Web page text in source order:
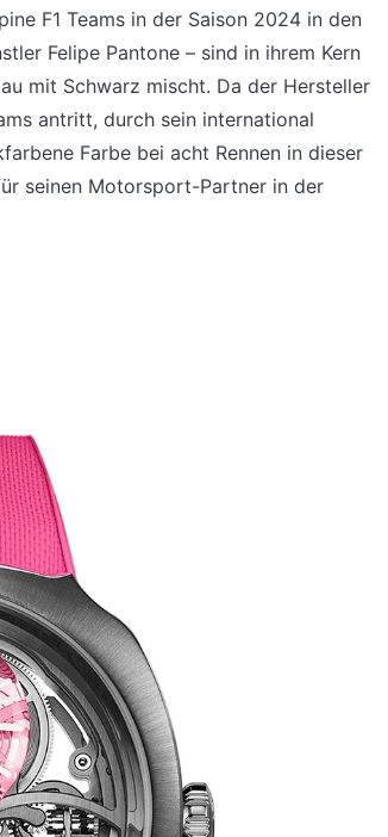
F1 Teams in der Saison 2024 in den
Felipe Pantone – sind in ihrem Kern
mit Schwarz mischt. Da der Hersteller
antritt, durch sein international
Farbe bei acht Rennen in dieser
seinen Motorsport-Partner in der